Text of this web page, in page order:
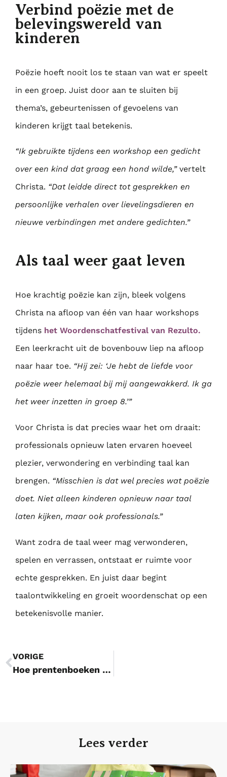
Verbind poëzie met de
belevingswereld van
kinderen
Poëzie hoeft nooit los te staan van wat er speelt
in een groep. Juist door aan te sluiten bij
thema’s, gebeurtenissen of gevoelens van
kinderen krijgt taal betekenis.
“Ik gebruikte tijdens een workshop een gedicht
over een kind dat graag een hond wilde,”vertelt
Christa. “Dat leidde direct tot gesprekken en
persoonlijke verhalen over lievelingsdieren en
nieuwe verbindingen met andere gedichten.”
Als taal weer gaat leven
Hoe krachtig poëzie kan zijn, bleek volgens
Christa na afloop van één van haar workshops
tijdens het Woordenschatfestival van Rezulto.
Een leerkracht uit de bovenbouw liep na afloop
naar haar toe. “Hij zei: ‘Je hebt de liefde voor
poëzie weer helemaal bij mij aangewakkerd. Ik ga
het weer inzetten in groep 8.’”
Voor Christa is dat precies waar het om draait:
professionals opnieuw laten ervaren hoeveel
plezier, verwondering en verbinding taal kan
brengen. “Misschien is dat wel precies wat poëzie
doet. Niet alleen kinderen opnieuw naar taal
laten kijken, maar ook professionals.”
Want zodra de taal weer mag verwonderen,
spelen en verrassen, ontstaat er ruimte voor
echte gesprekken. En juist daar begint
taalontwikkeling en groeit woordenschat op een
betekenisvolle manier.
VORIGE
Hoe prentenboeken zonder woorden, woordenschat juist versterken
Lees verder